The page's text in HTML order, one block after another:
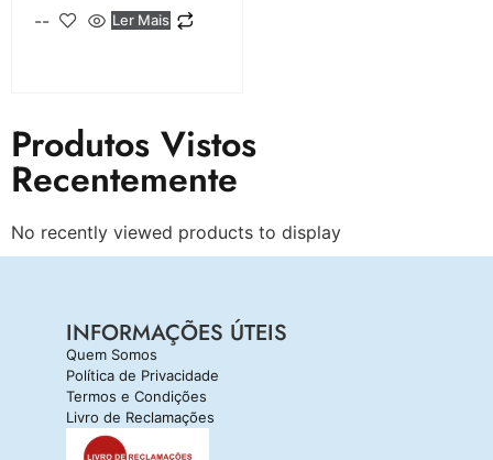
--
Ler Mais
Produtos Vistos
Recentemente
No recently viewed products to display
INFORMAÇÕES ÚTEIS
Quem Somos
Política de Privacidade
Termos e Condições
Livro de Reclamações